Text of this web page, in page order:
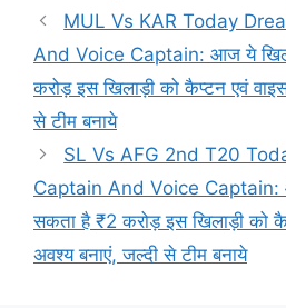
MUL Vs KAR Today
And Voice Captain: आज ये
करोड़ इस खिलाड़ी को कैप्टन एवं
से टीम बनाये
SL Vs AFG 2nd T20
Captain And Voice Captain:
सकता है ₹2 करोड़ इस खिलाड़ी को
अवश्य बनाएं, जल्दी से टीम बनाये